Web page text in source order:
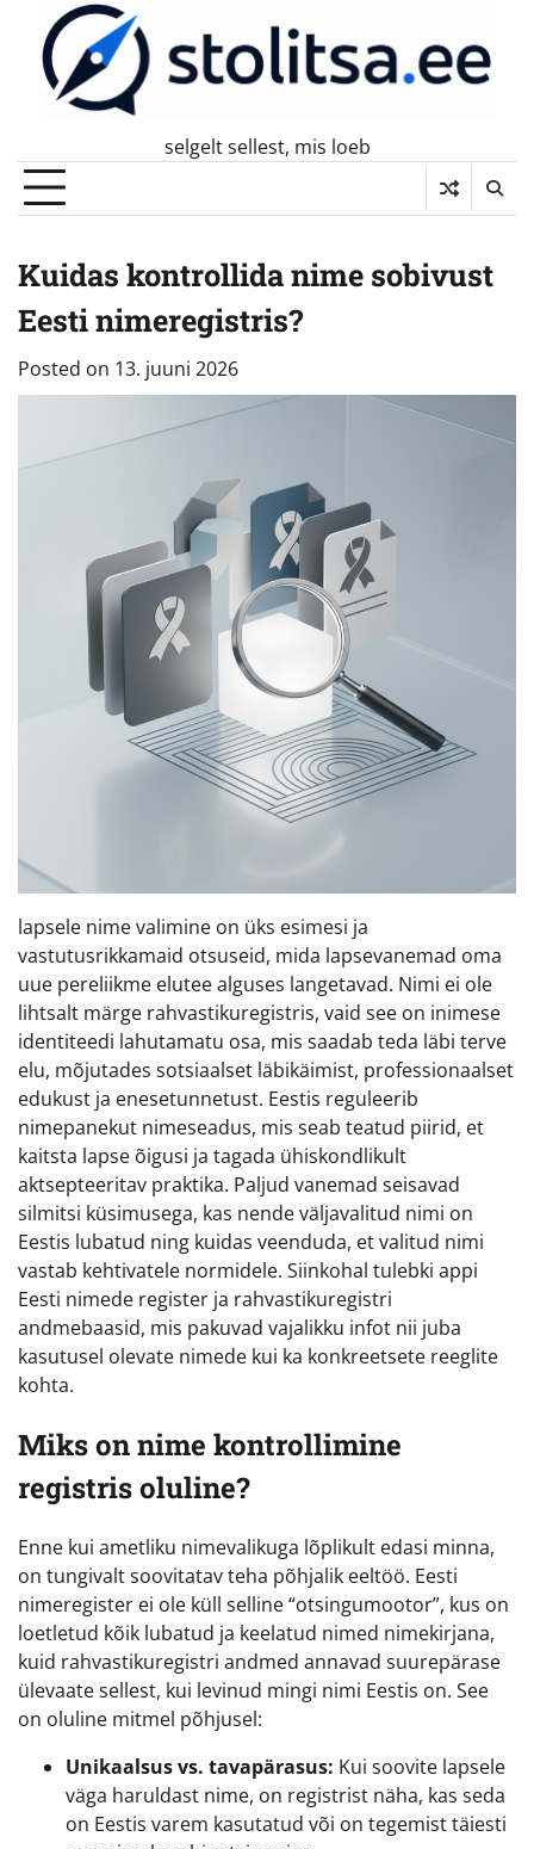
content
selgelt sellest, mis loeb
Kuidas kontrollida nime sobivust
Eesti nimeregistris?
Posted on 13. juuni 2026
lapsele nime valimine on üks esimesi ja
vastutusrikkamaid otsuseid, mida lapsevanemad oma
uue pereliikme elutee alguses langetavad. Nimi ei ole
lihtsalt märge rahvastikuregistris, vaid see on inimese
identiteedi lahutamatu osa, mis saadab teda läbi terve
elu, mõjutades sotsiaalset läbikäimist, professionaalset
edukust ja enesetunnetust. Eestis reguleerib
nimepanekut nimeseadus, mis seab teatud piirid, et
kaitsta lapse õigusi ja tagada ühiskondlikult
aktsepteeritav praktika. Paljud vanemad seisavad
silmitsi küsimusega, kas nende väljavalitud nimi on
Eestis lubatud ning kuidas veenduda, et valitud nimi
vastab kehtivatele normidele. Siinkohal tulebki appi
Eesti nimede register ja rahvastikuregistri
andmebaasid, mis pakuvad vajalikku infot nii juba
kasutusel olevate nimede kui ka konkreetsete reeglite
kohta.
Miks on nime kontrollimine
registris oluline?
Enne kui ametliku nimevalikuga lõplikult edasi minna,
on tungivalt soovitatav teha põhjalik eeltöö. Eesti
nimeregister ei ole küll selline “otsingumootor”, kus on
loetletud kõik lubatud ja keelatud nimed nimekirjana,
kuid rahvastikuregistri andmed annavad suurepärase
ülevaate sellest, kui levinud mingi nimi Eestis on. See
on oluline mitmel põhjusel:
Unikaalsus vs. tavapärasus: Kui soovite lapsele
väga haruldast nime, on registrist näha, kas seda
on Eestis varem kasutatud või on tegemist täiesti